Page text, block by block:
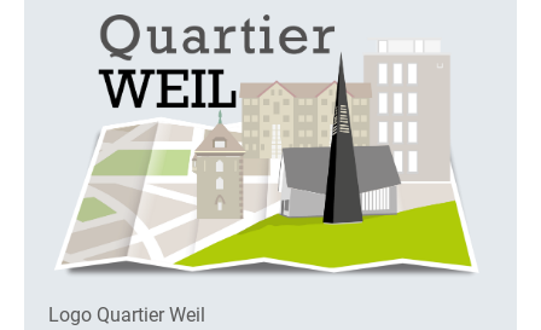
Logo Quartier Weil